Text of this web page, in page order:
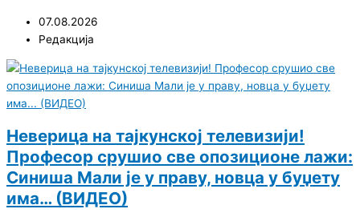
07.08.2026
Редакција
Неверица на тајкунској телевизији!
Професор срушио све опозиционе лажи:
Синиша Мали је у праву, новца у буџету
има… (ВИДЕО)